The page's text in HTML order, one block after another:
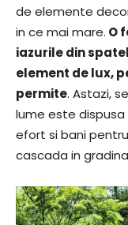
de elemente
in ce mai mare. O
iazurile din
element de lux,
permite. Astazi,
lume este
efort si bani
cascada in